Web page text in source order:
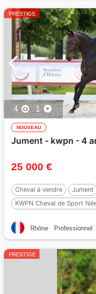
PRESTIGE
4 1
NOUVEAU
Jument - kwpn - 4
25 000 €
Cheval à vendre
Jument
KWPN Cheval de Sport
Rhône
Professionnel
PRESTIGE